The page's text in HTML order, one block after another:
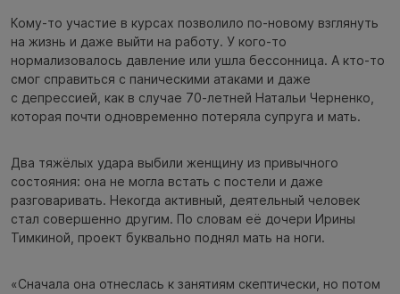
Кому-то участие в курсах позволило по-новому взглянуть
на жизнь и даже выйти на работу. У кого-то
нормализовалось давление или ушла бессонница. А кто-то
смог справиться с паническими атаками и даже
с депрессией, как в случае 70-летней Натальи Черненко,
которая почти одновременно потеряла супруга и мать.
Два тяжёлых удара выбили женщину из привычного
состояния: она не могла встать с постели и даже
разговаривать. Некогда активный, деятельный человек
стал совершенно другим. По словам её дочери Ирины
Тимкиной, проект буквально поднял мать на ноги.
«Сначала она отнеслась к занятиям скептически, но потом